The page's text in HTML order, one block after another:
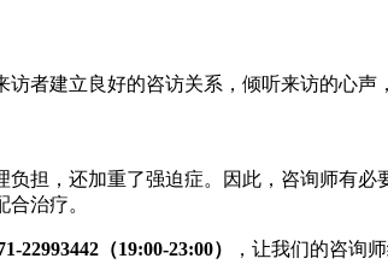
者建立良好的咨访关系，倾听来访的心声
担，还加重了强迫症。因此，咨询师有必
治疗。
22993442（19:00-23:00） ，让我们的咨询